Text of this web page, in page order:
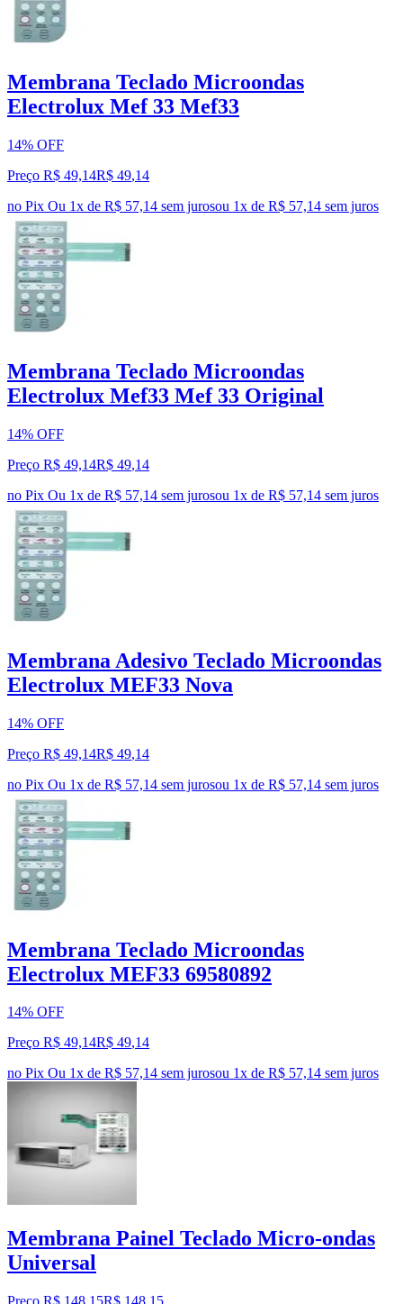
Membrana Teclado Microondas
Electrolux Mef 33 Mef33
14% OFF
Preço R$ 49,14R$ 49,14
no Pix Ou 1x de R$ 57,14 sem jurosou 1x de R$ 57,14 sem juros
Membrana Teclado Microondas
Electrolux Mef33 Mef 33 Original
14% OFF
Preço R$ 49,14R$ 49,14
no Pix Ou 1x de R$ 57,14 sem jurosou 1x de R$ 57,14 sem juros
Membrana Adesivo Teclado Microondas
Electrolux MEF33 Nova
14% OFF
Preço R$ 49,14R$ 49,14
no Pix Ou 1x de R$ 57,14 sem jurosou 1x de R$ 57,14 sem juros
Membrana Teclado Microondas
Electrolux MEF33 69580892
14% OFF
Preço R$ 49,14R$ 49,14
no Pix Ou 1x de R$ 57,14 sem jurosou 1x de R$ 57,14 sem juros
Membrana Painel Teclado Micro-ondas
Universal